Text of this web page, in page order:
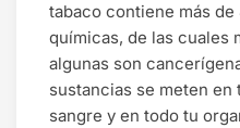
tabaco contiene más de
químicas, de las cuales
algunas son
sustancias se meten en
sangre y en todo tu